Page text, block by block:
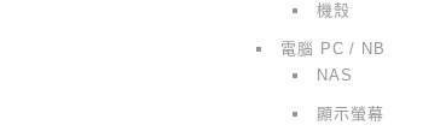
機殼
電腦 PC / NB
NAS
顯示螢幕